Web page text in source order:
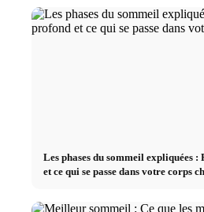
Les phases du sommeil expliquées
et ce qui se passe dans votre corps